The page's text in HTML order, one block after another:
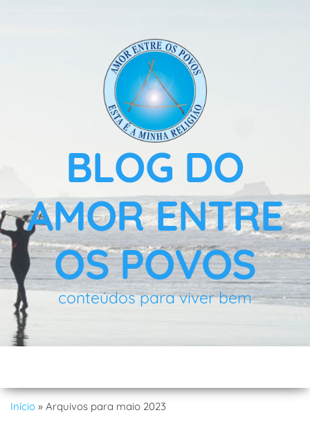
BLOG DO
AMOR ENTRE
OS POVOS
conteúdos para viver bem
Início » Arquivos para maio 2023